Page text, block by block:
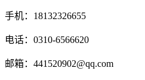
手机：18132326655
电话：0310-6566620
邮箱：441520902@qq.com